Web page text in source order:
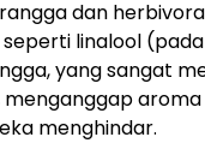
dan herbivora
linalool
yang sangat
menghindar.